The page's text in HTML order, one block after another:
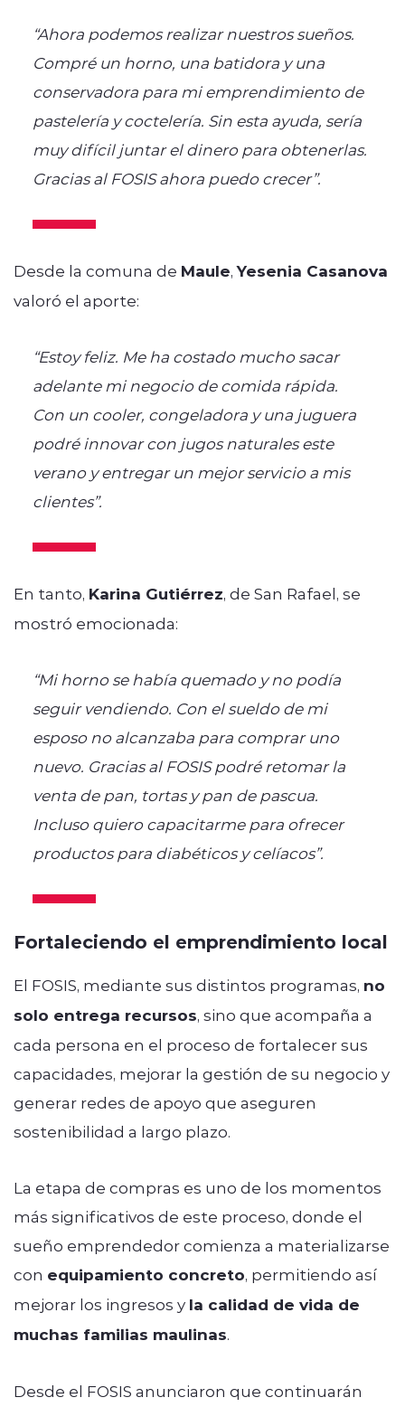
“Ahora podemos realizar nuestros sueños.
Compré un horno, una batidora y una
conservadora para mi emprendimiento de
pastelería y coctelería. Sin esta ayuda, sería
muy difícil juntar el dinero para obtenerlas.
Gracias al FOSIS ahora puedo crecer”.
Desde la comuna de Maule,Yesenia Casanova
valoró el aporte:
“Estoy feliz. Me ha costado mucho sacar
adelante mi negocio de comida rápida.
Con un cooler, congeladora y una juguera
podré innovar con jugos naturales este
verano y entregar un mejor servicio a mis
clientes”.
En tanto, Karina Gutiérrez, de San Rafael, se
mostró emocionada:
“Mi horno se había quemado y no podía
seguir vendiendo. Con el sueldo de mi
esposo no alcanzaba para comprar uno
nuevo. Gracias al FOSIS podré retomar la
venta de pan, tortas y pan de pascua.
Incluso quiero capacitarme para ofrecer
productos para diabéticos y celíacos”.
Fortaleciendo el emprendimiento local
El FOSIS, mediante sus distintos programas, no
solo entrega recursos, sino que acompaña a
cada persona en el proceso de fortalecer sus
capacidades, mejorar la gestión de su negocio y
generar redes de apoyo que aseguren
sostenibilidad a largo plazo.
La etapa de compras es uno de los momentos
más significativos de este proceso, donde el
sueño emprendedor comienza a materializarse
con equipamiento concreto, permitiendo así
mejorar los ingresos y la calidad de vida de
muchas familias maulinas.
Desde el FOSIS anunciaron que continuarán